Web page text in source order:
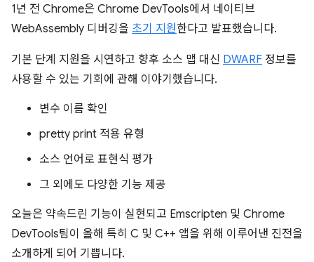
1년 전 Chrome은 Chrome DevTools에서 네이티브
WebAssembly 디버깅을 초기 지원한다고 발표했습니다.
기본 단계 지원을 시연하고 향후 소스 맵 대신 DWARF 정보를
사용할 수 있는 기회에 관해 이야기했습니다.
변수 이름 확인
pretty print 적용 유형
소스 언어로 표현식 평가
그 외에도 다양한 기능 제공
오늘은 약속드린 기능이 실현되고 Emscripten 및 Chrome
DevTools팀이 올해 특히 C 및 C++ 앱을 위해 이루어낸 진전을
소개하게 되어 기쁩니다.